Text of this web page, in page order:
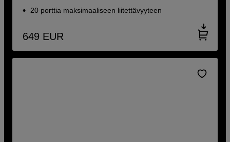
20 porttia maksimaaliseen liitettävyyteen
649 EUR